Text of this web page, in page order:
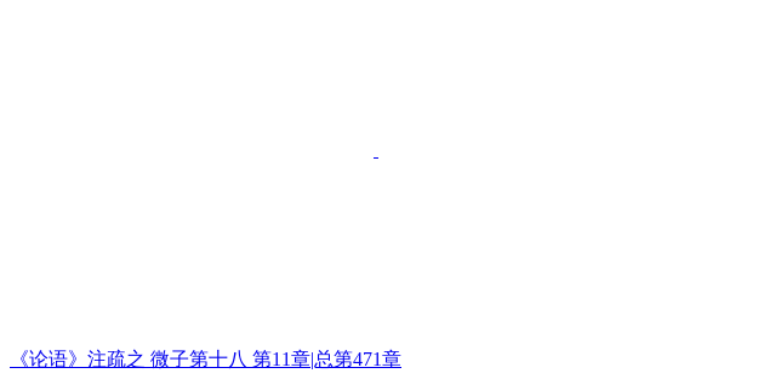
《论语》注疏之 微子第十八 第11章|总第471章